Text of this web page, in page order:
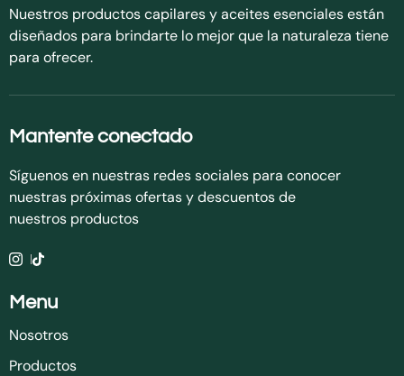
Nuestros productos capilares y aceites esenciales están
diseñados para brindarte lo mejor que la naturaleza tiene
para ofrecer.
Mantente conectado
Síguenos en nuestras redes sociales para conocer
nuestras próximas ofertas y descuentos de
nuestros productos
Menu
Nosotros
Productos